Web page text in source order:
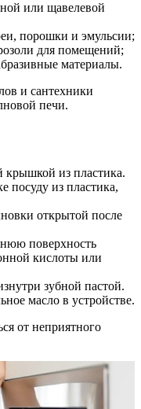
или щавелевой
порошки и эмульсии;
для помещений;
материалы.
и сантехники
печи.
крышкой из пластика.
посуду из пластика,
открытой после
поверхность
кислоты или
зубной пастой.
масло в устройстве.
от неприятного